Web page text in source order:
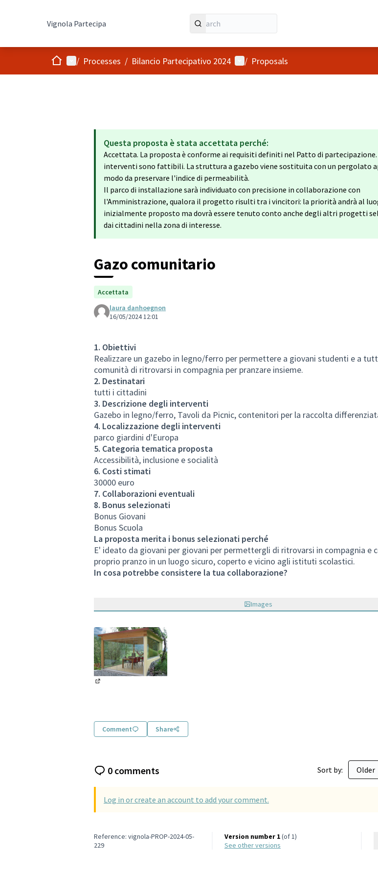
Vignola Partecipa
HomeMain menu
/ Processes / Bilancio Partecipativo 2024 User menu
/ Proposals
Questa proposta è stata accettata perché:
Accettata. La proposta è conforme ai requisiti definiti nel Patto di
interventi sono fattibili. La struttura a gazebo viene sostituita con un pergolato
modo da preservare l'indice di permeabilità.
Il parco di installazione sarà individuato con precisione in collaborazione con
l'Amministrazione, qualora il progetto risulti tra i vincitori: la priorità andrà al
inizialmente proposto ma dovrà essere tenuto conto anche degli altri progetti
dai cittadini nella zona di interesse.
Gazo comunitario
Accettata
laura danhoegnon
16/05/2024 12:01
1. Obiettivi
Realizzare un gazebo in legno/ferro per permettere a giovani studenti e a
comunità di ritrovarsi in compagnia per pranzare insieme.
2. Destinatari
tutti i cittadini
3. Descrizione degli interventi
Gazebo in legno/ferro, Tavoli da Picnic, contenitori per la raccolta
4. Localizzazione degli interventi
parco giardini d'Europa
5. Categoria tematica proposta
Accessibilità, inclusione e socialità
6. Costi stimati
30000 euro
7. Collaborazioni eventuali
8. Bonus selezionati
Bonus Giovani
Bonus Scuola
La proposta merita i bonus selezionati perché
E' ideato da giovani per giovani per permettergli di ritrovarsi in compagnia e
proprio pranzo in un luogo sicuro, coperto e vicino agli istituti scolastici.
In cosa potrebbe consistere la tua collaborazione?
Images
Comment Share
0 comments Sort by:
Log in or create an account to add your comment.
Reference: vignola-PROP-2024-05-
229
Version number 1(of 1)
see other versions